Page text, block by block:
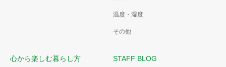
温度・湿度
その他
心から楽しむ暮らし方 STAFF BLOG